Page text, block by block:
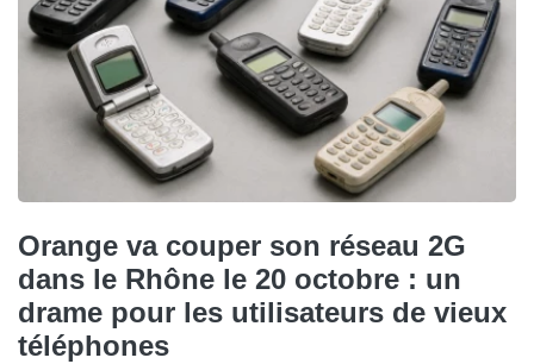
Orange va couper son réseau 2G
dans le Rhône le 20 octobre : un
drame pour les utilisateurs de vieux
téléphones